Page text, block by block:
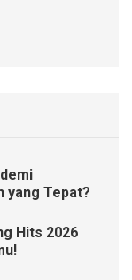
yang Tepat?
Hits 2026